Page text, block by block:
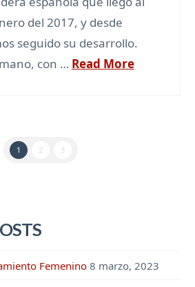
del 2017, y desde
seguido su desarrollo.
con … Read More
1 2 3
Femenino 8 marzo, 2023